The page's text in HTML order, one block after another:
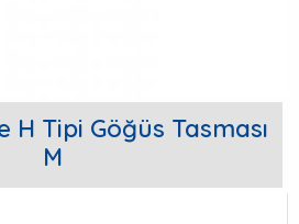
H Tipi Göğüs Tasması
M